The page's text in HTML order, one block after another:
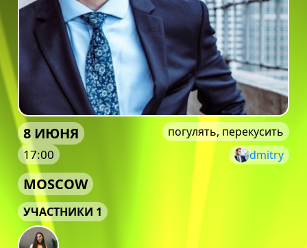
8 ИЮНЯ
17:00
погулять, перекусить
dmitry
MOSCOW
УЧАСТНИКИ 1